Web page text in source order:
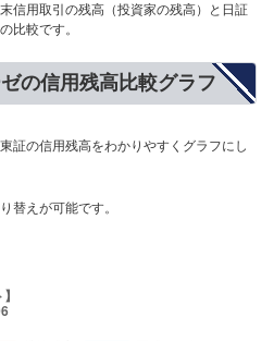
用取引の残高（投資家の残高）と日証
比較です。
信用残高比較グラフ
の信用残高をわかりやすくグラフにし
替えが可能です。